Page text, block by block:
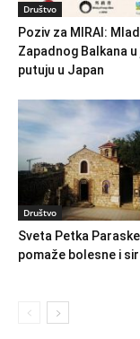
Društvo
Poziv za MIRAI:
Zapadnog Balkana u
putuju u Japan
Društvo
Sveta Petka
pomaže bolesne i